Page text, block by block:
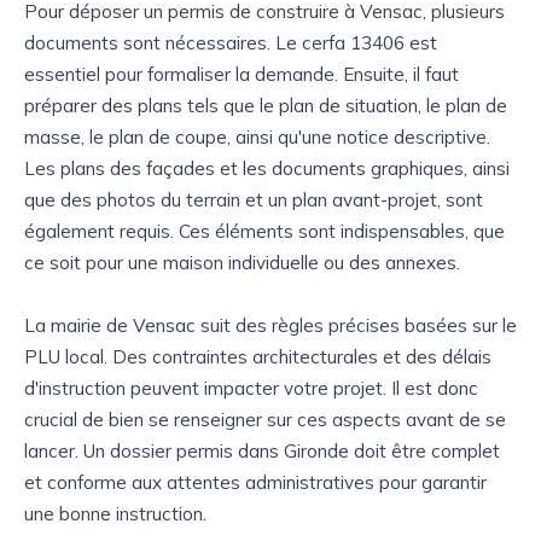
Pour déposer un permis de construire à Vensac, plusieurs
documents sont nécessaires. Le cerfa 13406 est
essentiel pour formaliser la demande. Ensuite, il faut
préparer des plans tels que le plan de situation, le plan de
masse, le plan de coupe, ainsi qu'une notice descriptive.
Les plans des façades et les documents graphiques, ainsi
que des photos du terrain et un plan avant-projet, sont
également requis. Ces éléments sont indispensables, que
ce soit pour une maison individuelle ou des annexes.
La mairie de Vensac suit des règles précises basées sur le
PLU local. Des contraintes architecturales et des délais
d'instruction peuvent impacter votre projet. Il est donc
crucial de bien se renseigner sur ces aspects avant de se
lancer. Un dossier permis dans Gironde doit être complet
et conforme aux attentes administratives pour garantir
une bonne instruction.